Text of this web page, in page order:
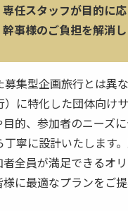
専任スタッフが目的に
幹事様のご負担を解消
集型企画旅行とは異
）に特化した団体向け
的、参加者のニーズ
寧に設計いたします
全員が満足できるオ
様に最適なプランをご